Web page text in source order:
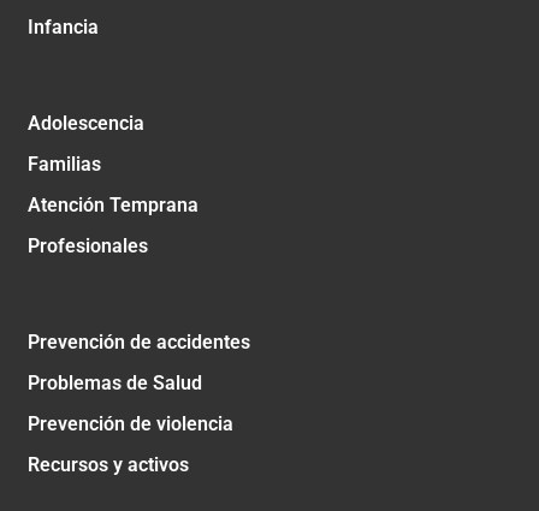
Infancia
Adolescencia
Familias
Atención Temprana
Profesionales
Prevención de accidentes
Problemas de Salud
Prevención de violencia
Recursos y activos